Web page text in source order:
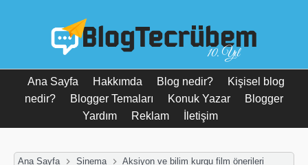
10. Yıl
Ana Sayfa Hakkımda Blog nedir?
Kişisel blog
nedir?
Blogger Temaları Konuk Yazar
Blogger
Yardım
Reklam İletişim
Ana Sayfa Sinema Aksiyon ve bilim kurgu film önerileri